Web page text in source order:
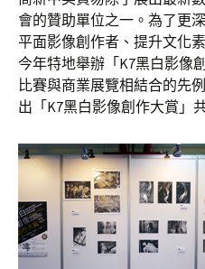
會的贊助單位之一。為了更
平面影像創作者、提升文化
今年特地舉辦「K7黑白影像
比賽與商業展覽相結合的先
出「K7黑白影像創作大賞」